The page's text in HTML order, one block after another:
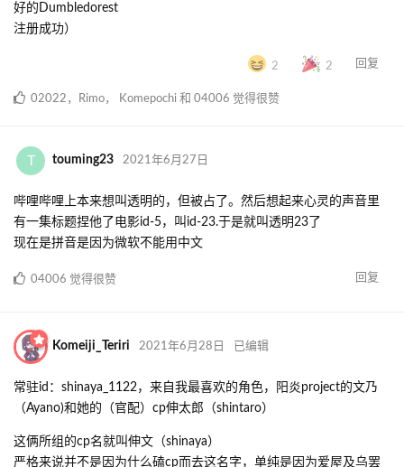
好的Dumbledorest
注册成功）
2 2 回复
02022 ， Rimo， Komepochi 和 04006 觉得很赞
T touming23 2021年6月27日
哔哩哔哩上本来想叫透明的，但被占了。然后想起来心灵的声音里
有一集标题捏他了电影id-5，叫id-23.于是就叫透明23了
现在是拼音是因为微软不能用中文
回复
04006 觉得很赞
Komeiji_Teriri 2021年6月28日 已编辑
常驻id：shinaya_1122，来自我最喜欢的角色，阳炎project的文乃
（Ayano)和她的（官配）cp伸太郎（shintaro）
这俩所组的cp名就叫伸文（shinaya）
严格来说并不是因为什么磕cp而去这名字，单纯是因为爱屋及乌罢